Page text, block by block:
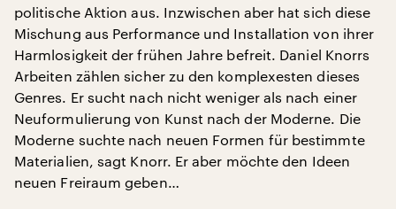
politische Aktion aus. Inzwischen aber hat sich diese
Mischung aus Performance und Installation von ihrer
Harmlosigkeit der frühen Jahre befreit. Daniel Knorrs
Arbeiten zählen sicher zu den komplexesten dieses
Genres. Er sucht nach nicht weniger als nach einer
Neuformulierung von Kunst nach der Moderne. Die
Moderne suchte nach neuen Formen für bestimmte
Materialien, sagt Knorr. Er aber möchte den Ideen
neuen Freiraum geben…